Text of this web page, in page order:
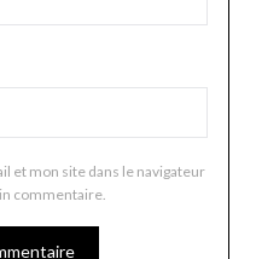
et mon site dans le navigateur
commentaire.